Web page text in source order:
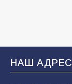
106
НАШ АДРЕС